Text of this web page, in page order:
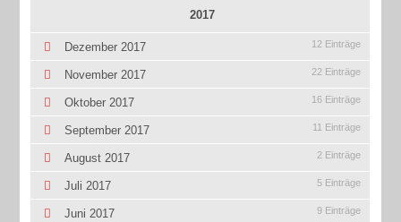
2017
Dezember 2017 12 Einträge
November 2017 22 Einträge
Oktober 2017 16 Einträge
September 2017 11 Einträge
August 2017 2 Einträge
Juli 2017 5 Einträge
Juni 2017 9 Einträge